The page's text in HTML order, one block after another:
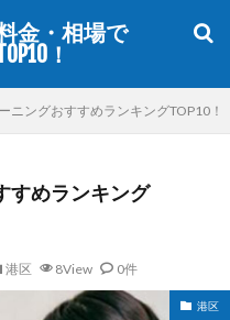
金・相場で
！
ニングおすすめランキングTOP10！
すめランキング
港区 8View 0件
港区